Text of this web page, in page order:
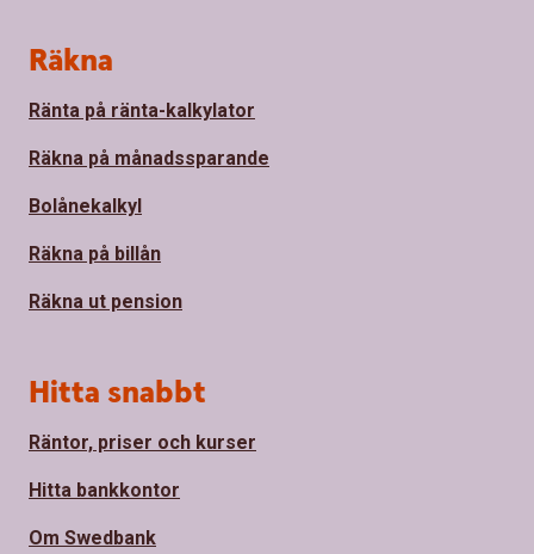
Sidfot
Räkna
Ränta på ränta-kalkylator
Räkna på månadssparande
Bolånekalkyl
Räkna på billån
Räkna ut pension
Hitta snabbt
Räntor, priser och kurser
Hitta bankkontor
Om Swedbank